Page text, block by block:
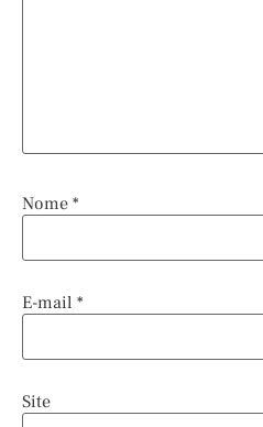
Nome *
E-mail *
Site